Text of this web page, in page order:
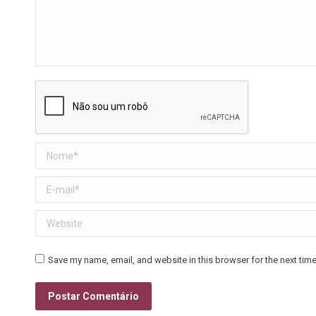
Nome *
E-mail *
Website
Save my name, email, and website in this browser for the next
Postar Comentário